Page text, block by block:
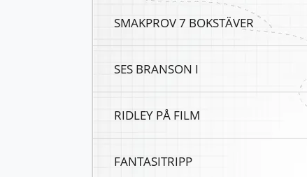
SMAKPROV 7 BOKSTÄVER
SES BRANSON I
RIDLEY PÅ FILM
FANTASITRIPP